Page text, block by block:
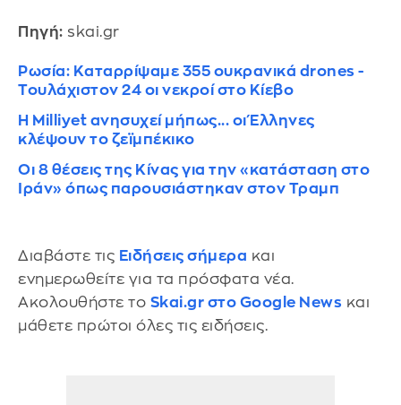
Πηγή: skai.gr
Ρωσία: Καταρρίψαμε 355 ουκρανικά drones -
Τουλάχιστον 24 οι νεκροί στο Κίεβο
Η Milliyet ανησυχεί μήπως... οι Έλληνες
κλέψουν το ζεϊμπέκικο
Οι 8 θέσεις της Κίνας για την «κατάσταση στο
Ιράν» όπως παρουσιάστηκαν στον Τραμπ
Διαβάστε τις Ειδήσεις σήμερα και
ενημερωθείτε για τα πρόσφατα νέα.
Ακολουθήστε το Skai.gr στο Google News και
μάθετε πρώτοι όλες τις ειδήσεις.